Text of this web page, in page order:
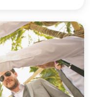
jamais le temps
minute
réussir, mais de
de choses
mariage en
mot d’ordre est :